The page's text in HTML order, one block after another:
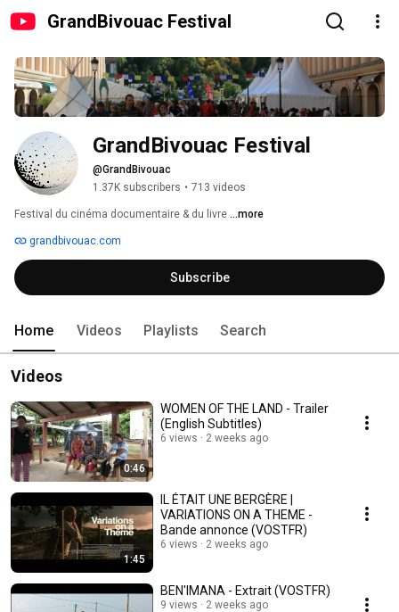
GrandBivouac Festival
GrandBivouac Festival
@GrandBivouac
1.37K subscribers • 713 videos
Festival du cinéma documentaire & du livre ...more
grandbivouac.com
Subscribe
Home Videos Playlists Search
Videos
0:46
WOMEN OF THE LAND - Trailer
(English Subtitles)
6 views 2 weeks ago
1:45
IL ÉTAIT UNE BERGÈRE |
VARIATIONS ON A THEME -
Bande annonce (VOSTFR)
6 views 2 weeks ago
BEN'IMANA - Extrait (VOSTFR)
9 views 2 weeks ago